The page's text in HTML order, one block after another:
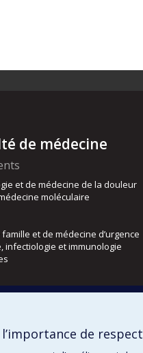
de médecine
et de médecine de la douleur
moléculaire
et de médecine d’urgence
infectiologie et immunologie
audiologie
l’importance de